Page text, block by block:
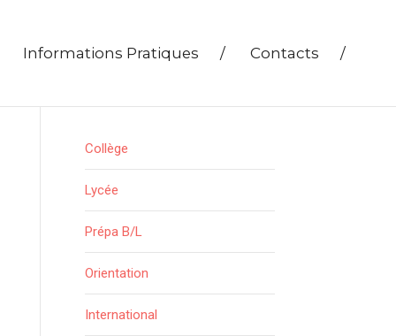
Informations Pratiques / Contacts /
Collège
Lycée
Prépa B/L
Orientation
International